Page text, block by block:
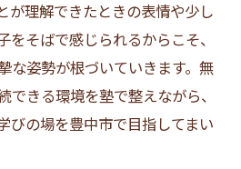
が理解できたときの表情や少し
をそばで感じられるからこそ、
な姿勢が根づいていきます。無
きる環境を塾で整えながら、
びの場を豊中市で目指してまい